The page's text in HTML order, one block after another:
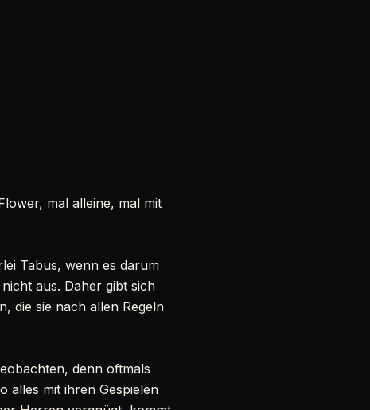
mal alleine, mal mit
Tabus, wenn es darum
aus. Daher gibt sich
die sie nach allen Regeln
denn oftmals
alles mit ihren Gespielen